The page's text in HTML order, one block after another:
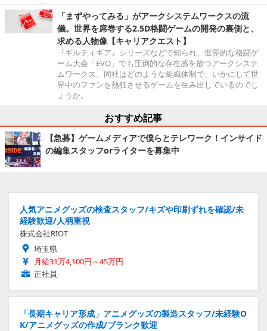
「まずやってみる」がアークシステムワークスの流
儀。世界を席巻する2.5D格闘ゲームの開発の裏側と、
求める人物像【キャリアクエスト】
『ギルティギア』シリーズなどで知られ、世界的な格闘ゲ
ーム大会「EVO」でも圧倒的な存在感を放つアークシステ
ムワークス。同社はどのような組織体制で、いかにして世
界中のファンを熱狂させるゲームを生み出しているのでし
ょうか。
おすすめ記事
【急募】ゲームメディアで僕らとテレワーク！インサイド
の編集スタッフorライターを募集中
人気アニメグッズの検査スタッフ/キズや印刷ずれを確認/未
経験歓迎/人柄重視
株式会社RIOT
埼玉県
月給31万4,100円～45万円
正社員
「長期キャリア形成」アニメグッズの製造スタッフ/未経験O
K/アニメグッズの作成/ブランク歓迎